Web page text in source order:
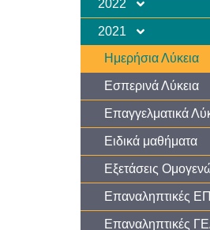
2022
2021
Ημερήσια Λύκεια
Εσπερινά Λύκεια
Επαγγελματικά
Ειδικά μαθήματα
Εξετάσεις
Επαναληπτικές
Επαναληπτικές